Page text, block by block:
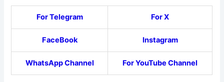
For Telegram For X
FaceBook Instagram
WhatsApp Channel For YouTube Channel